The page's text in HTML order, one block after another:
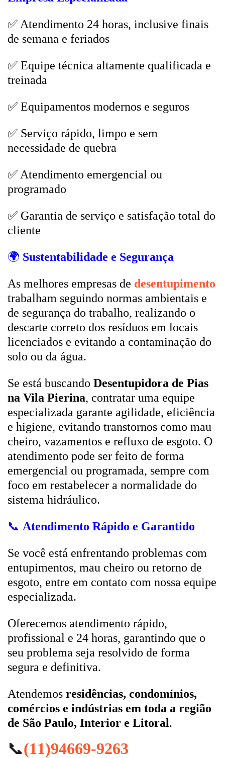
✅ Atendimento 24 horas, inclusive finais
de semana e feriados
✅ Equipe técnica altamente qualificada e
treinada
✅ Equipamentos modernos e seguros
✅ Serviço rápido, limpo e sem
necessidade de quebra
✅ Atendimento emergencial ou
programado
✅ Garantia de serviço e satisfação total do
cliente
🌍 Sustentabilidade e Segurança
As melhores empresas de desentupimento
trabalham seguindo normas ambientais e
de segurança do trabalho, realizando o
descarte correto dos resíduos em locais
licenciados e evitando a contaminação do
solo ou da água.
Se está buscando Desentupidora de Pias
na Vila Pierina, contratar uma equipe
especializada garante agilidade, eficiência
e higiene, evitando transtornos como mau
cheiro, vazamentos e refluxo de esgoto. O
atendimento pode ser feito de forma
emergencial ou programada, sempre com
foco em restabelecer a normalidade do
sistema hidráulico.
📞 Atendimento Rápido e Garantido
Se você está enfrentando problemas com
entupimentos, mau cheiro ou retorno de
esgoto, entre em contato com nossa equipe
especializada.
Oferecemos atendimento rápido,
profissional e 24 horas, garantindo que o
seu problema seja resolvido de forma
segura e definitiva.
Atendemos residências, condomínios,
comércios e indústrias em toda a região
de São Paulo, Interior e Litoral.
📞(11)94669-9263